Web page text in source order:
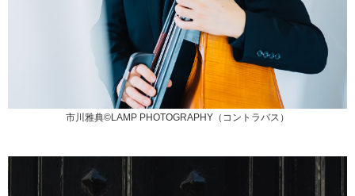
市川雅典©LAMP PHOTOGRAPHY（コントラバス）